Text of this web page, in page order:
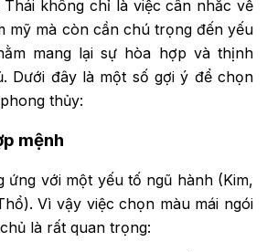
không chỉ là việc cân nhắc về
mỹ mà còn cần chú trọng đến yếu
mang lại sự hòa hợp và thịnh
Dưới đây là một số gợi ý để chọn
thủy:
mệnh
ứng với một yếu tố ngũ hành (Kim,
Vì vậy việc chọn màu mái ngói
là rất quan trọng: